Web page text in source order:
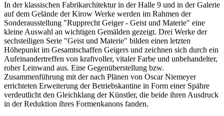
In der klassischen Fabrikarchitektur in der Halle 9 und in der Galerie
auf dem Gelände der Kirow Werke werden im Rahmen der
Sonderausstellung "Rupprecht Geiger - Geist und Materie" eine
kleine Auswahl an wichtigen Gemälden gezeigt. Drei Werke der
sechsteiligen Serie "Geist und Materie" bilden einen letzten
Höhepunkt im Gesamtschaffen Geigers und zeichnen sich durch ein
Aufeinandertreffen von kraftvoller, vitaler Farbe und unbehandelter,
roher Leinwand aus. Eine Gegenüberstellung bzw.
Zusammenführung mit der nach Plänen von Oscar Niemeyer
errichteten Erweiterung der Betriebskantine in Form einer Spähre
verdeutlicht den Gleichklang der Künstler, die beide ihren Ausdruck
in der Reduktion ihres Formenkanons fanden.